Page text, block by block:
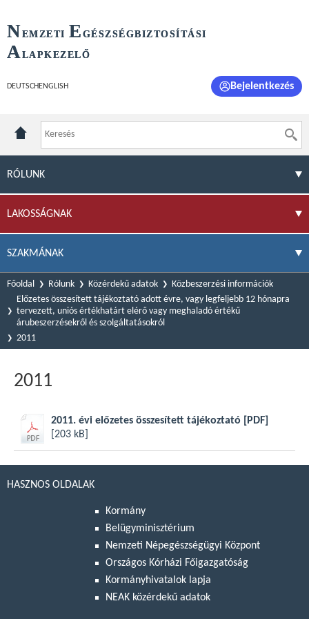
NEMZETI E GÉSZSÉGBIZTOSÍTÁSI
ALAPKEZELŐ
DEUTSCH ENGLISH Bejelentkezés
RÓLUNK
LAKOSSÁGNAK
SZAKMÁNAK
Főoldal Rólunk Közérdekű adatok
Közbeszerzési információk
Előzetes összesített tájékoztató adott évre, vagy legfeljebb 12 hónapra
tervezett, uniós értékhatárt elérő vagy meghaladó értékű
árubeszerzésekről és szolgáltatásokról
2011
2011
2011. évi előzetes összesített tájékoztató
[PDF]
[203 kB]
HASZNOS OLDALAK
Kormány
Belügyminisztérium
Nemzeti Népegészségügyi Központ
Országos Kórházi Főigazgatóság
Kormányhivatalok lapja
NEAK közérdekű adatok